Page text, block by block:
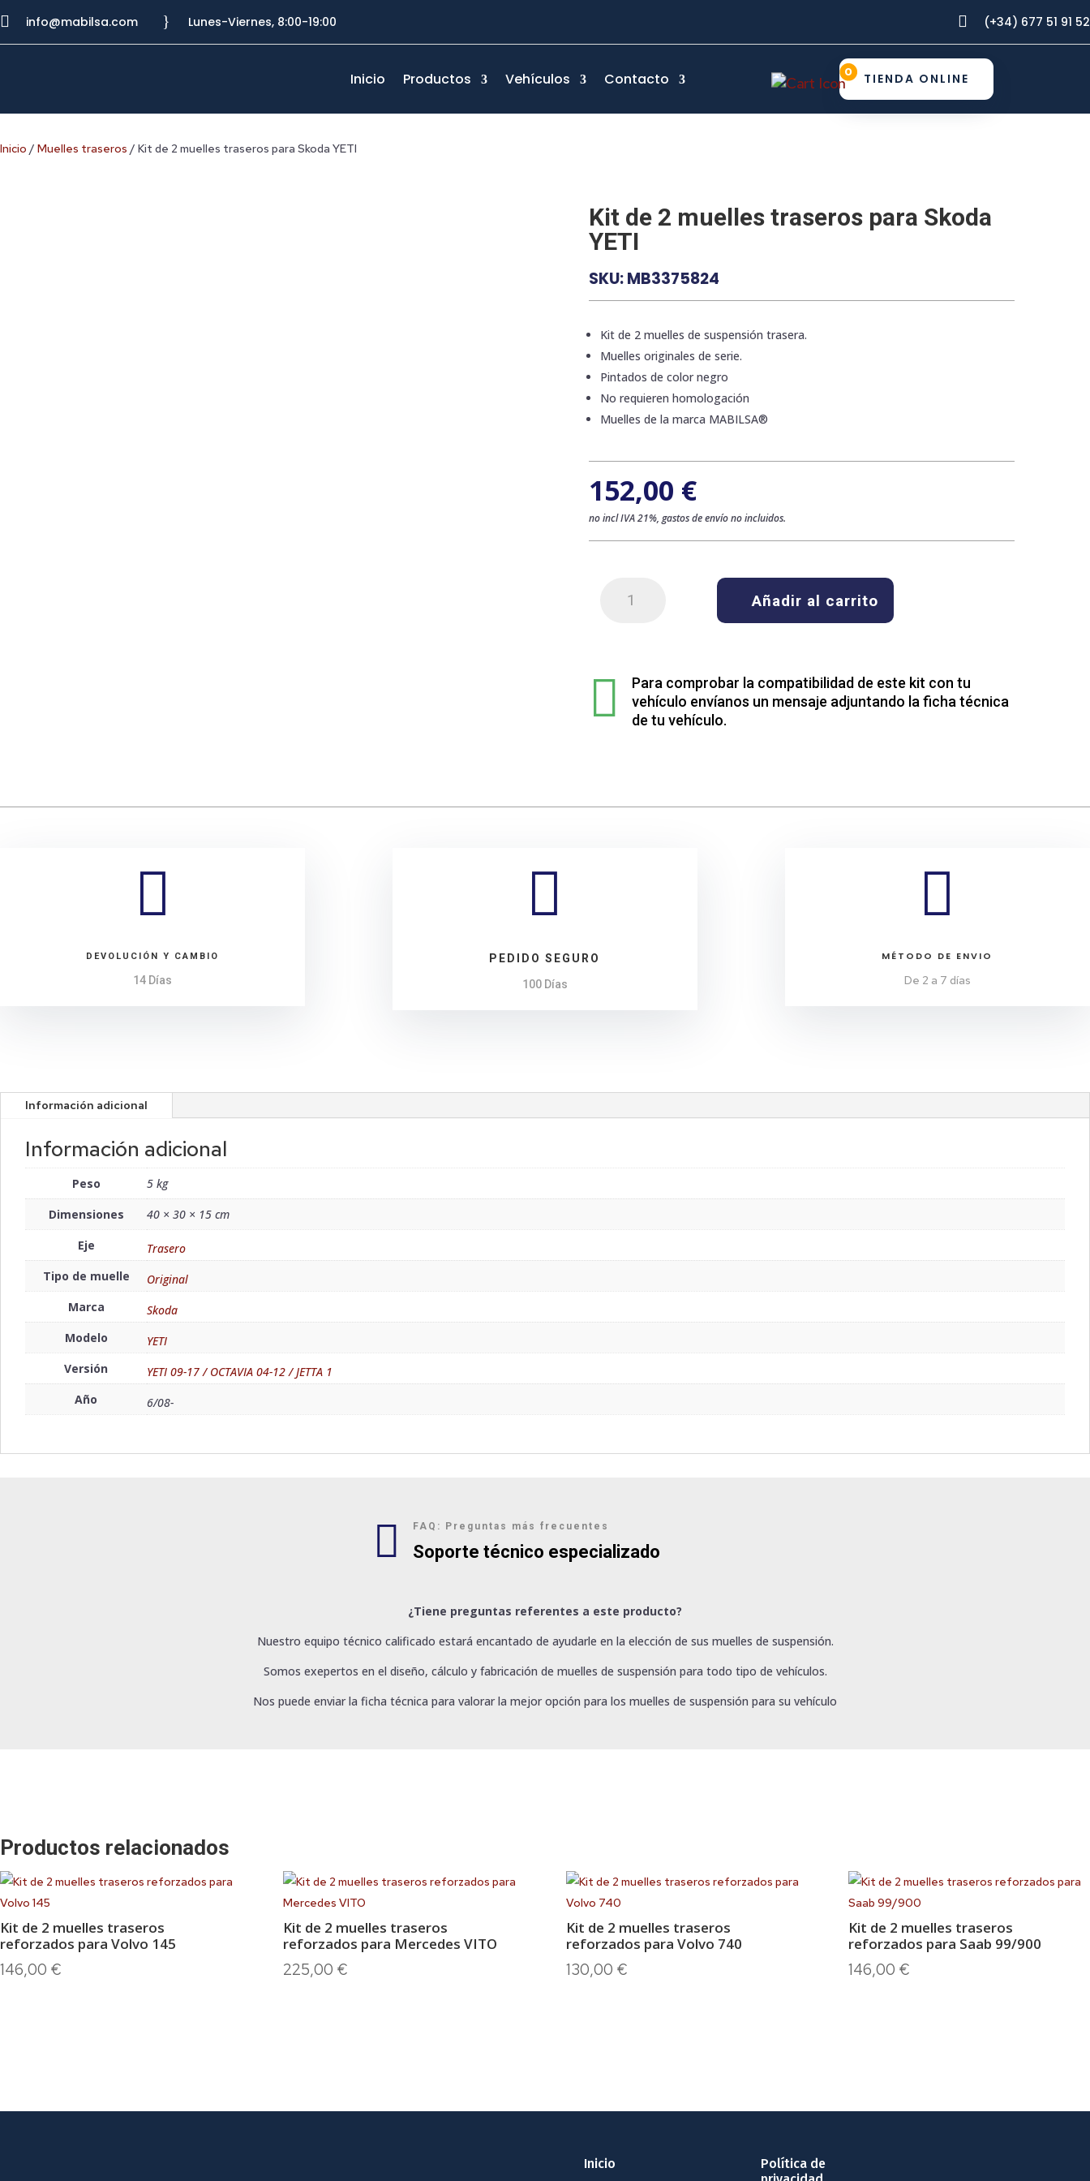
 info@mabilsa.com } Lunes-Viernes, 8:00-19:00  (+34) 677 51 91 52
Inicio Productos Vehículos Contacto TIENDA ONLINE
0
Inicio / Muelles traseros / Kit de 2 muelles traseros para Skoda YETI
Kit de 2 muelles traseros para Skoda
YETI
SKU:MB3375824
Kit de 2 muelles de suspensión trasera.
Muelles originales de serie.
Pintados de color negro
No requieren homologación
Muelles de la marca MABILSA®
152,00 €
no incl IVA 21%, gastos de envío no incluidos.
para
YETI
Añadir al carrito

Para comprobar la compatibilidad de este kit con tu
vehículo envíanos un mensaje adjuntando la ficha técnica
de tu vehículo.

DEVOLUCIÓN Y CAMBIO
14 Días

PEDIDO SEGURO
100 Días

MÉTODO DE ENVIO
De 2 a 7 días
Información adicional
Información adicional
Peso
5 kg
Dimensiones
40 × 30 × 15 cm
Eje
Trasero
Tipo de muelle
Original
Marca
Skoda
Modelo
YETI
Versión
YETI 09-17 / OCTAVIA 04-12 / JETTA 1
Año
6/08-
 FAQ: Preguntas más frecuentes
Soporte técnico especializado
¿Tiene preguntas referentes a este producto?
Nuestro equipo técnico calificado estará encantado de ayudarle en la elección de sus muelles de suspensión.
Somos exepertos en el diseño, cálculo y fabricación de muelles de suspensión para todo tipo de vehículos.
Nos puede enviar la ficha técnica para valorar la mejor opción para los muelles de suspensión para su vehículo
Productos relacionados
Kit de 2 muelles traseros
reforzados para Volvo 145
146,00 €
Kit de 2 muelles traseros
reforzados para Mercedes VITO
225,00 €
Kit de 2 muelles traseros
reforzados para Volvo 740
130,00 €
Kit de 2 muelles traseros
reforzados para Saab 99/900
146,00 €
Inicio
Política de